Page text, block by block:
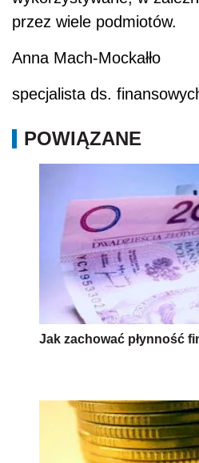
przez wiele podmiotów.
Anna Mach-Mockałło
specjalista ds.
POWIĄZANE
Jak zachować płynność